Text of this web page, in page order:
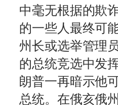
中毫无根据的欺
的一些人最终可
州长或选举管理
的总统竞选中发
朗普一再暗示他
总统。在俄亥俄